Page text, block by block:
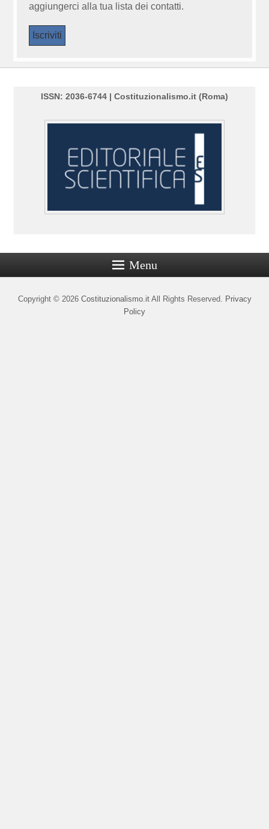
aggiungerci alla tua lista dei contatti.
ISSN: 2036-6744 | Costituzionalismo.it (Roma)
Menu
Copyright © 2026 Costituzionalismo.itAll Rights Reserved. Privacy
Policy